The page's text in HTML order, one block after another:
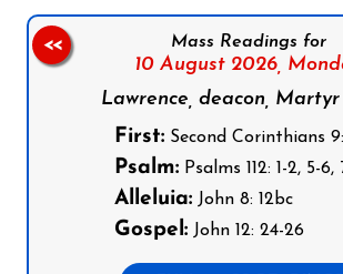
Mass Readings for
10 August 2026,
Lawrence, deacon,
First: Second Corinthians
Psalm: Psalms 112: 1-2, 5-6,
Alleluia: John 8: 12bc
Gospel: John 12: 24-26
<<